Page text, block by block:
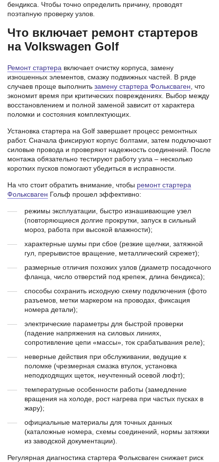
бендикса. Чтобы точно определить причину, проводят
поэтапную проверку узлов.
Что включает ремонт стартеров
на Volkswagen Golf
Ремонт стартера включает очистку корпуса, замену
изношенных элементов, смазку подвижных частей. В ряде
случаев проще выполнить замену стартера Фольксваген , что
экономит время при критических повреждениях. Выбор между
восстановлением и полной заменой зависит от характера
поломки и состояния комплектующих.
Установка стартера на Golf завершает процесс ремонтных
работ. Сначала фиксируют корпус болтами, затем подключают
силовые провода и проверяют надежность соединений. После
монтажа обязательно тестируют работу узла – несколько
коротких пусков помогают убедиться в исправности.
На что стоит обратить внимание, чтобы ремонт стартера
Фольксваген Гольф прошел эффективно:
режимы эксплуатации, быстро изнашивающие узел
(повторяющиеся долгие прокрутки, запуск в сильный
мороз, работа при высокой влажности);
характерные шумы при сбое (резкие щелчки, затяжной
гул, прерывистое вращение, металлический скрежет);
размерные отличия похожих узлов (диаметр посадочного
фланца, число отверстий под крепеж, длина бендикса);
способы сохранить исходную схему подключения (фото
разъемов, метки маркером на проводах, фиксация
номера детали);
электрические параметры для быстрой проверки
(падение напряжения на силовых линиях,
сопротивление цепи «массы», ток срабатывания реле);
неверные действия при обслуживании, ведущие к
поломке (чрезмерная смазка втулок, установка
неподходящих щеток, неучтенный осевой люфт);
температурные особенности работы (замедление
вращения на холоде, рост нагрева при частых пусках в
жару);
официальные материалы для точных данных
(каталожные номера, схемы соединений, нормы затяжки
из заводской документации).
Регулярная диагностика стартера Фольксваген снижает риск